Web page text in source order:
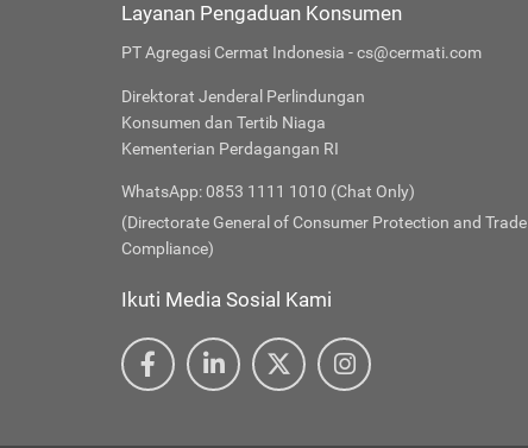
Layanan Pengaduan Konsumen
PT Agregasi Cermat Indonesia - cs@cermati.com
Direktorat Jenderal Perlindungan
Konsumen dan Tertib Niaga
Kementerian Perdagangan RI
WhatsApp: 0853 1111 1010 (Chat Only)
(Directorate General of Consumer Protection and Trade
Compliance)
Ikuti Media Sosial Kami